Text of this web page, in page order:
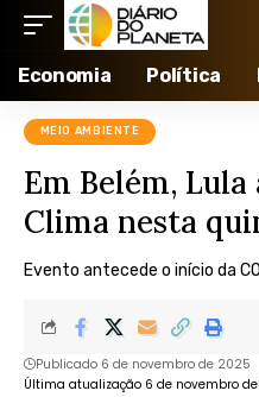
Economia Política
MEIO AMBIENTE
Em Belém,
Clima nesta
Evento antecede o início da
Última atualização 6 de novembro de
Publicado 6 de novembro de 2025